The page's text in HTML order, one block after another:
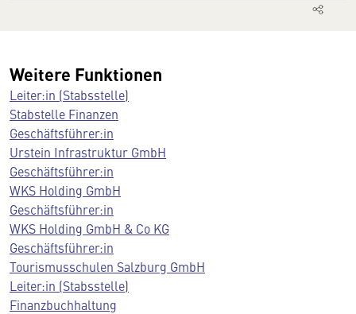
Weitere Funktionen
Leiter:in (Stabsstelle)
Stabstelle Finanzen
Geschäftsführer:in
Urstein Infrastruktur GmbH
Geschäftsführer:in
WKS Holding GmbH
Geschäftsführer:in
WKS Holding GmbH & Co KG
Geschäftsführer:in
Tourismusschulen Salzburg GmbH
Leiter:in (Stabsstelle)
Finanzbuchhaltung